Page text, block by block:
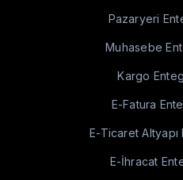
Pazaryeri
Muhasebe
Kargo
E-Fatura
E-Ticaret Altyapı
E-İhracat